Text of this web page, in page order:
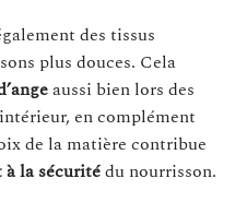
des tissus
plus douces. Cela
aussi bien lors des
en complément
de la matière contribue
la sécuritédu nourrisson.